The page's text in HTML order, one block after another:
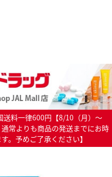
送料一律600円【8/10（月）～
常よりも商品の発送までにお時
。予めご了承ください】